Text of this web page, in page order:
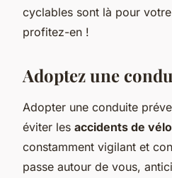
cyclables sont là pour votre
profitez-en !
Adoptez une
Adopter une conduite
éviter les accidents de vélo
constamment vigilant et
passe autour de vous,